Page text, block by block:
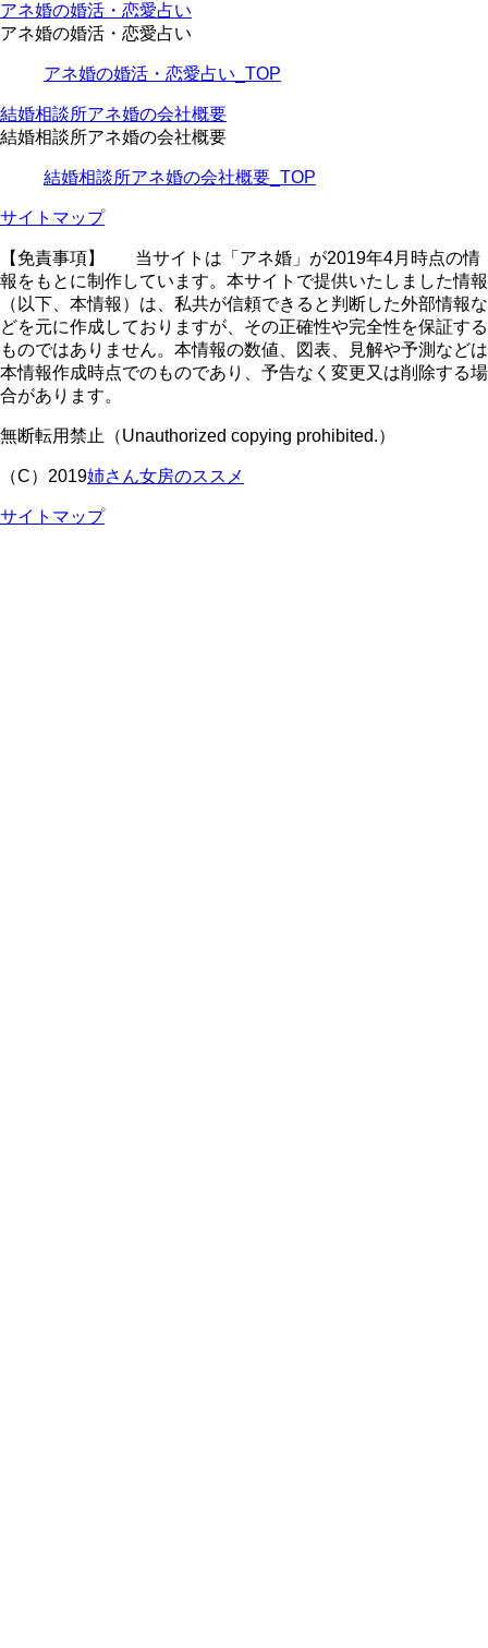
アネ婚の婚活・恋愛占い
アネ婚の婚活・恋愛占い
アネ婚の婚活・恋愛占い_TOP
結婚相談所アネ婚の会社概要
結婚相談所アネ婚の会社概要
結婚相談所アネ婚の会社概要_TOP
サイトマップ
【免責事項】
当サイトは「アネ婚」が2019年4月時点の情
報をもとに制作しています。本サイトで提供いたしました情報
（以下、本情報）は、私共が信頼できると判断した外部情報な
どを元に作成しておりますが、その正確性や完全性を保証する
ものではありません。本情報の数値、図表、見解や予測などは
本情報作成時点でのものであり、予告なく変更又は削除する場
合があります。
無断転用禁止（Unauthorized copying prohibited.）
（C）2019姉さん女房のススメ
サイトマップ